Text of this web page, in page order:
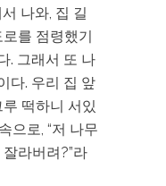
나와, 집 길
를 점령했기
. 그래서 또 나
다. 우리 집 앞
떡하니 서있
으로, “저 나무
라버려?”라